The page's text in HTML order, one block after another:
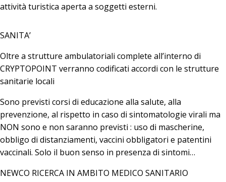
attività turistica aperta a soggetti esterni.
SANITA’
Oltre a strutture ambulatoriali complete all’interno di
CRYPTOPOINT verranno codificati accordi con le strutture
sanitarie locali
Sono previsti corsi di educazione alla salute, alla
prevenzione, al rispetto in caso di sintomatologie virali ma
NON sono e non saranno previsti : uso di mascherine,
obbligo di distanziamenti, vaccini obbligatori e patentini
vaccinali. Solo il buon senso in presenza di sintomi…
NEWCO RICERCA IN AMBITO MEDICO SANITARIO